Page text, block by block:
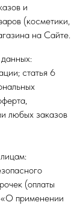
и
(косметики,
на Сайте.
статья 6
любых заказов
(оплаты
применении